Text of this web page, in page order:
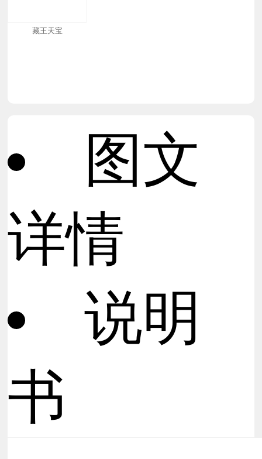
藏王天宝
图文
详情
说明
书